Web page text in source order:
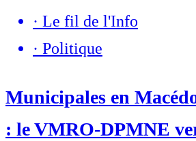
· Le fil de l'Info
· Politique
Municipales en
: le VMRO-DPMNE